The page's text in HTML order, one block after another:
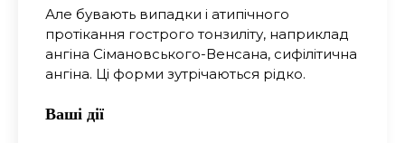
Але бувають випадки і атипічного
протікання гострого тонзиліту, наприклад
ангіна Сімановського-Венсана, сифілітична
ангіна. Ці форми зутрічаються рідко.
Ваші дії